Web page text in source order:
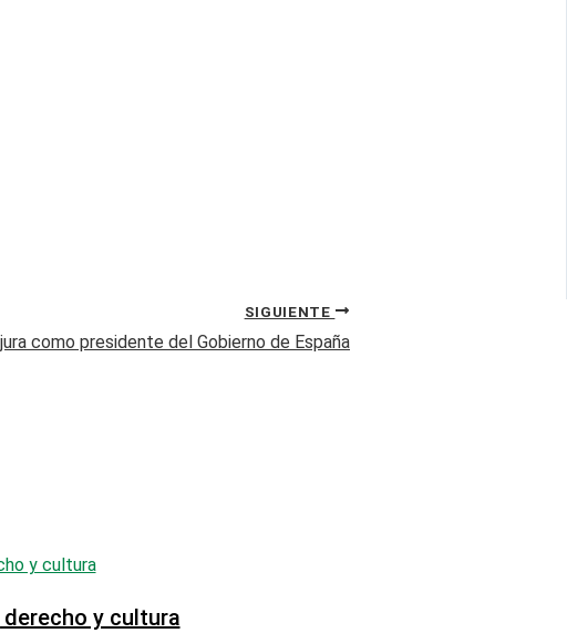
SIGUIENTE
como presidente del Gobierno de España
y cultura